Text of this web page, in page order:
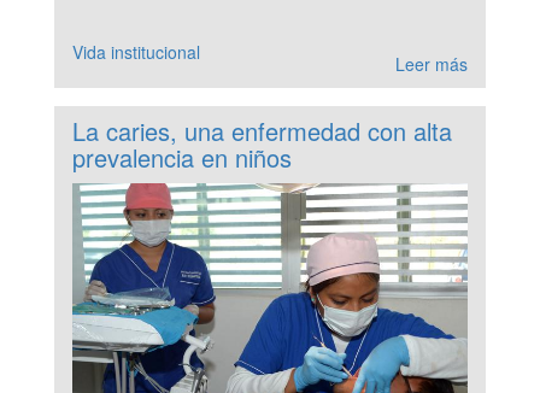
Vida institucional Leer más
La caries, una enfermedad con alta
prevalencia en niños